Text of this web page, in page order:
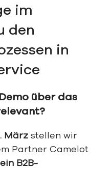
im
den
in
über das
März stellen wir
Partner Camelot
B2B-